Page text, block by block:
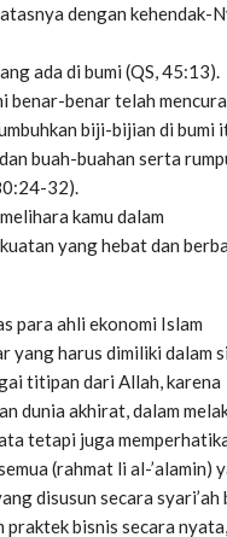
dengan kehendak-
ada di bumi (QS, 45:13).
benar-benar telah
biji-bijian di bumi
buah-buahan serta
32).
kamu dalam
yang hebat dan
para ahli ekonomi Islam
yang harus dimiliki dalam
titipan dari Allah, karena
dunia akhirat, dalam
tetapi juga
(rahmat li al-’alamin)
disusun secara syari’ah
praktek bisnis secara